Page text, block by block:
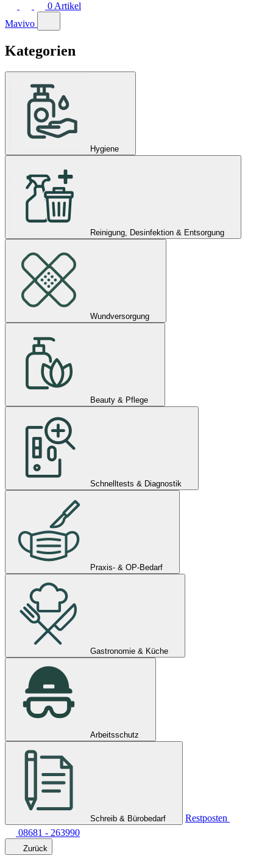
0 Artikel
Mavivo
Kategorien
Hygiene
Reinigung, Desinfektion & Entsorgung
Wundversorgung
Beauty & Pflege
Schnelltests & Diagnostik
Praxis- & OP-Bedarf
Gastronomie & Küche
Arbeitsschutz
Schreib & Bürobedarf
Restposten
08681 - 263990
Zurück